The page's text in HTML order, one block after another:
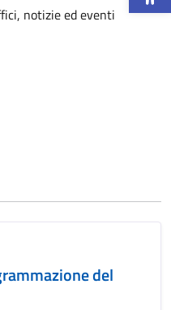
notizie ed eventi
del